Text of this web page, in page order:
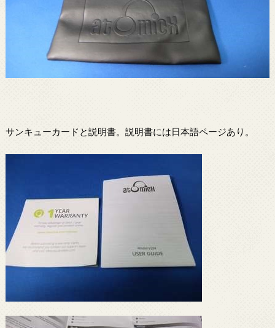
サンキューカードと説明書。説明書には日本語ページあり。